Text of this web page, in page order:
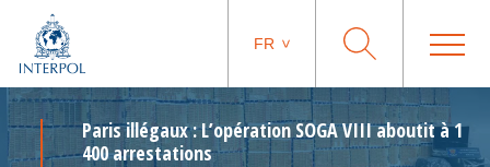
FR
Paris illégaux : L’opération SOGA VIII aboutit à 1
400 arrestations